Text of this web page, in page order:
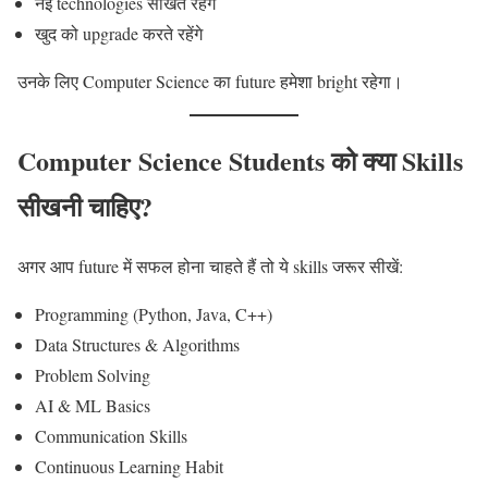
खुद को upgrade करते रहेंगे
उनके लिए Computer Science का future हमेशा bright रहेगा।
Computer Science Students को क्या Skills
सीखनी चाहिए?
अगर आप future में सफल होना चाहते हैं तो ये skills जरूर सीखें:
Programming (Python, Java, C++)
Data Structures & Algorithms
Problem Solving
AI & ML Basics
Communication Skills
Continuous Learning Habit